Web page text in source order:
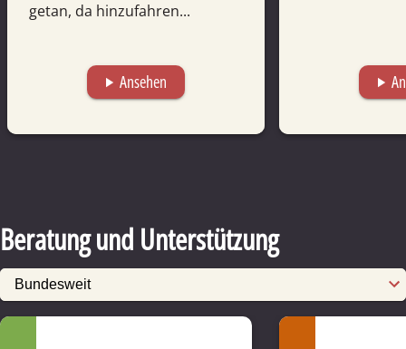
getan, da hinzufahren...
play_arrow Ansehen play_arrow
Beratung und Unterstützung